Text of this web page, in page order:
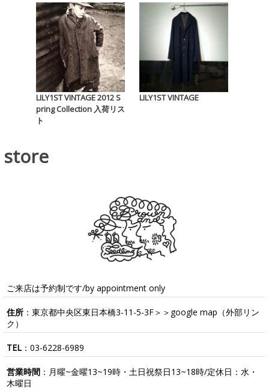
LILY1ST VINTAGE 2012 S
pring Collection 入荷リス
ト
LILY1ST VINTAGE
store
ご来店は予約制です/by appointment only
住所：東京都中央区東日本橋3-11-5-3F＞＞ google map （外部リン
ク）
TEL： 03-6228-6989
営業時間：月曜~金曜13~19時・土日祝祭日13~18時/定休日：水・
木曜日